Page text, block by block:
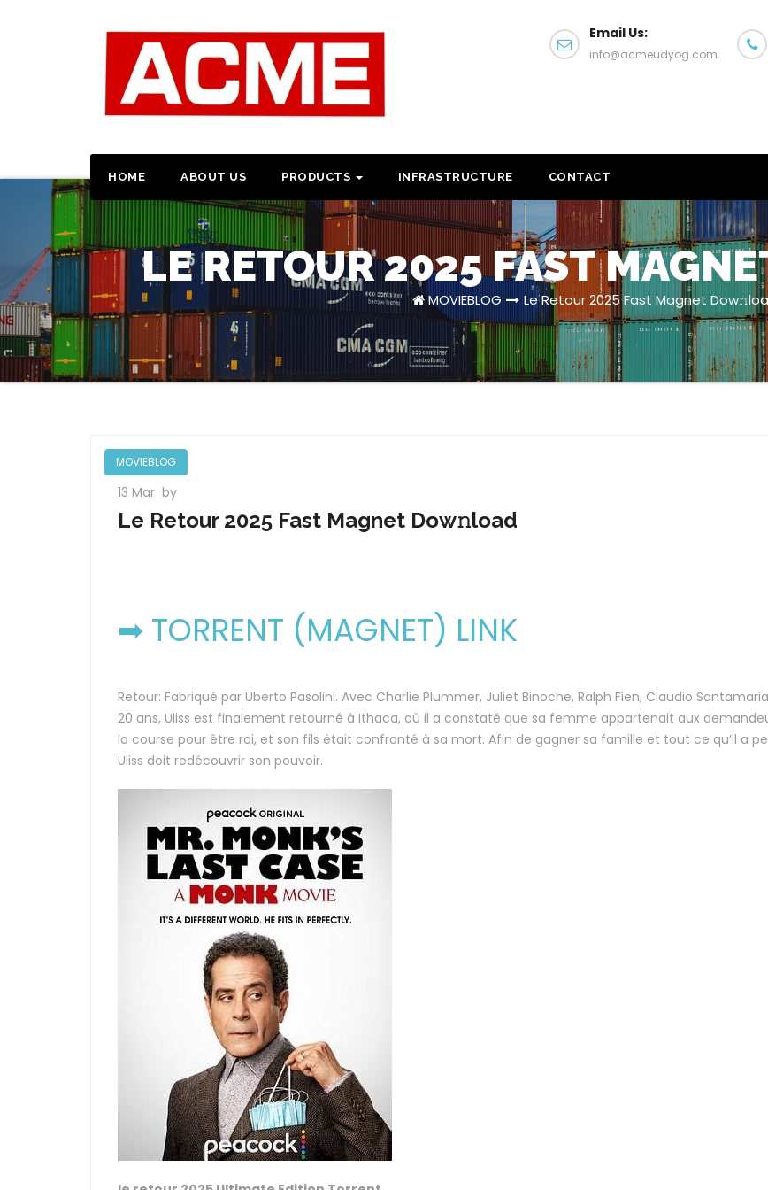
Email Us:
info@acmeudyog.com
HOME ABOUT US PRODUCTS INFRASTRUCTURE CONTACT
LE RETOUR 2025 FAST
MOVIEBLOG Le Retour 2025 Fast Magnet
MOVIEBLOG
13 Mar by
Le Retour 2025 Fast Magnet Dow𝚗load
➡ TORRENT (MAGNET) LINK
Retour: Fabriqué par Uberto Pasolini. Avec Charlie Plummer, Juliet Binoche, Ralph Fien, Claudio
20 ans, Uliss est finalement retourné à Ithaca, où il a constaté que sa femme appartenait aux
la course pour être roi, et son fils était confronté à sa mort. Afin de gagner sa famille et tout ce qu’il a
Uliss doit redécouvrir son pouvoir.